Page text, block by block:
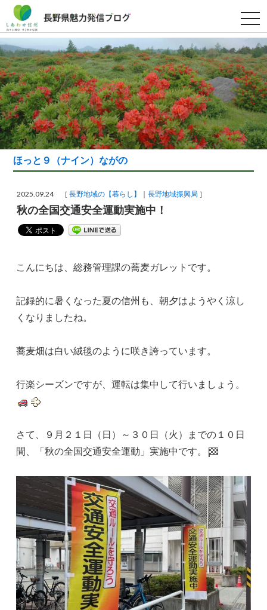
t
o
g
l
e
n
a
v
i
g
a
t
i
o
n
ほっと９（ナイン）ながの
2025.09.24 ［長野地域の【暮らし】 長野地域振興局 ］
秋の全国交通安全運動実施中！
こんにちは、総務管理課の蕎麦ガレットです。
記録的に暑くなった夏の信州も、朝夕はようやく涼し
くなりましたね。
蕎麦畑は白い絨毯のように咲き誇っています。
行楽シーズンですが、運転は集中して行いましょう。
さて、９月２１日（日）～３０日（火）までの１０日
間、「秋の全国交通安全運動」実施中です。